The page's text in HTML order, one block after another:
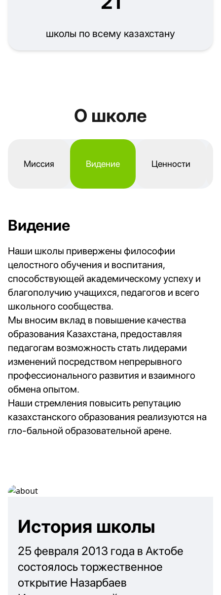
школы по всему казахстану
О школе
Миссия Видение Ценности
Видение
Наши школы привержены философии
целостного обучения и воспитания,
способствующей академическому успеху и
благополучию учащихся, педагогов и всего
школьного сообщества.
Мы вносим вклад в повышение качества
образования Казахстана, предоставляя
педагогам возможность стать лидерами
изменений посредством непрерывного
профессионального развития и взаимного
обмена опытом.
Наши стремления повысить репутацию
казахстанского образования реализуются на
гло-бальной образовательной арене.
История школы
25 февраля 2013 года в Актобе
состоялось торжественное
открытие Назарбаев